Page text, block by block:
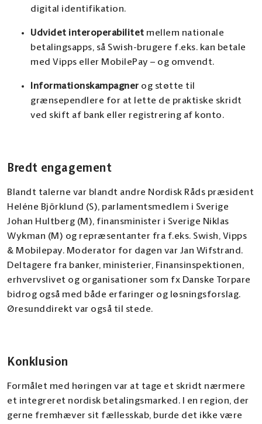
digital identifikation.
Udvidet interoperabilitet mellem nationale
betalingsapps, så Swish-brugere f.eks. kan betale
med Vipps eller MobilePay – og omvendt.
Informationskampagner og støtte til
grænsependlere for at lette de praktiske skridt
ved skift af bank eller registrering af konto.
Bredt engagement
Blandt talerne var blandt andre Nordisk Råds præsident
Heléne Björklund (S), parlamentsmedlem i Sverige
Johan Hultberg (M), finansminister i Sverige Niklas
Wykman (M) og repræsentanter fra f.eks. Swish, Vipps
& Mobilepay. Moderator for dagen var Jan Wifstrand.
Deltagere fra banker, ministerier, Finansinspektionen,
erhvervslivet og organisationer som fx Danske Torpare
bidrog også med både erfaringer og løsningsforslag.
Øresunddirekt var også til stede.
Konklusion
Formålet med høringen var at tage et skridt nærmere
et integreret nordisk betalingsmarked. I en region, der
gerne fremhæver sit fællesskab, burde det ikke være